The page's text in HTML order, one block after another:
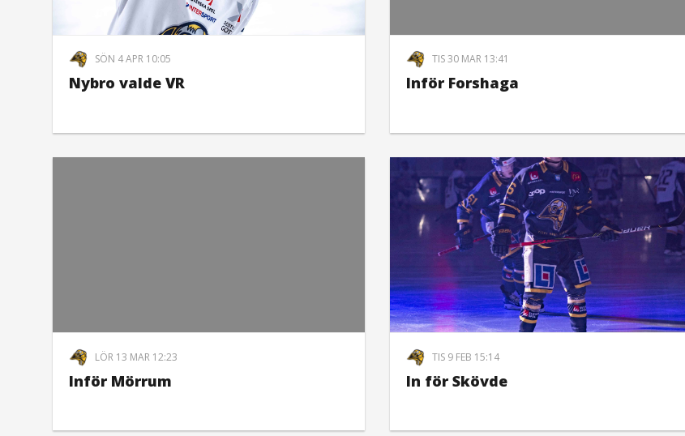
SÖN 4 APR 10:05
Nybro valde VR
TIS 30 MAR 13:41
Inför Forshaga
LÖR 13 MAR 12:23
Inför Mörrum
TIS 9 FEB 15:14
In för Skövde